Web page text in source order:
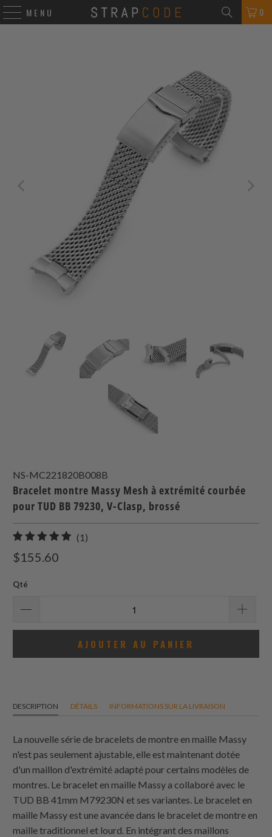
MENU 0
NS-MC221820B008B
Bracelet montre Massy Mesh à extrémité courbée
pour TUD BB 79230, V-Clasp, brossé
(1)
$155.60
Qté
AJOUTER AU PANIER
DESCRIPTION DÉTAILS INFORMATIONS SUR LA LIVRAISON
La nouvelle série de bracelets de montre en maille Massy
n'est pas seulement ajustable, elle est maintenant dotée
d'un maillon d'extrémité adapté pour certains modèles de
montres. Le bracelet en maille Massy a collaboré avec le
TUD BB 41mm M79230N et ses variantes. Le bracelet en
maille Massy est une avancée dans le bracelet de montre en
maille traditionnel et lourd. En intégrant des maillons